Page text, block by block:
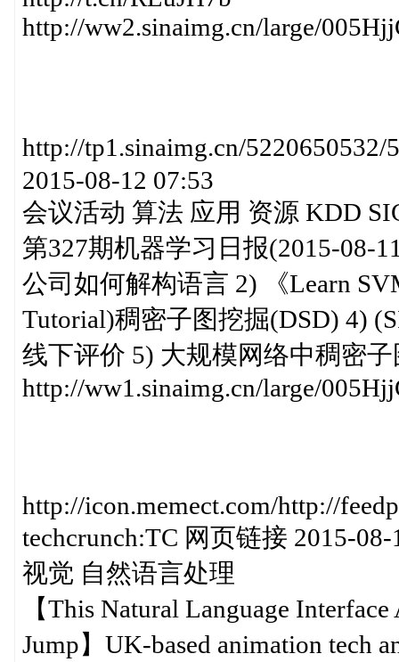
http://ww2.sinaimg.cn/large/
http://tp1.sinaimg.cn/
2015-08-12 07:53
会议活动 算法 应用 资源 KDD
第327期机器学习日报(2015-08-
公司如何解构语言 2) 《Learn
Tutorial)稠密子图挖掘(DSD) 4)
线下评价 5) 大规模网络中稠密
http://ww1.sinaimg.cn/large/
http://icon.memect.com/http://
techcrunch:TC 网页链接 2015-08-
视觉 自然语言处理
【This Natural Language
Jump】UK-based animation tech